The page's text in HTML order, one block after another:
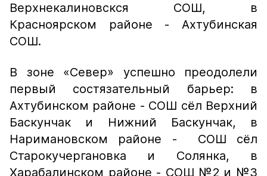
Верхнекалиновскся СОШ, в
Красноярском районе - Ахтубинская
СОШ.
В зоне «Север» успешно преодолели
первый состязательный барьер: в
Ахтубинском районе - СОШ сёл Верхний
Баскунчак и Нижний Баскунчак, в
Наримановском районе - СОШ сёл
Старокучергановка и Солянка, в
Харабалинском районе - СОШ №2 и №3